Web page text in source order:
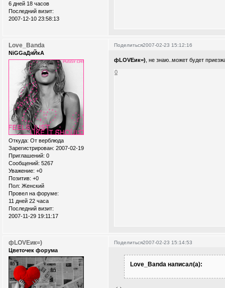
6 дней 18 часов
Последний визит:
2007-12-10 23:58:13
Поделиться2007-02-23 15:12:16
Love_Banda
NiGGaДяЙкА
Откуда: От верблюда
Зарегистрирован: 2007-02-19
Приглашений: 0
Сообщений: 5267
Уважение: +0
Позитив: +0
Пол: Женский
Провел на форуме:
11 дней 22 часа
Последний визит:
2007-11-29 19:11:17
фLOVEик=) , не знаю..может будет
0
Поделиться2007-02-23 15:14:53
фLOVEик=)
Цветочек форума
Love_Banda написал(а):